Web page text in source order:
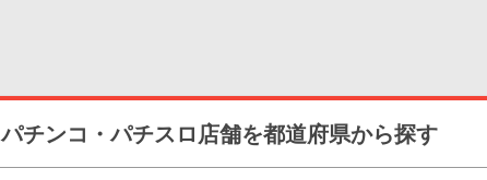
パチンコ・パチスロ店舗を都道府県から探す